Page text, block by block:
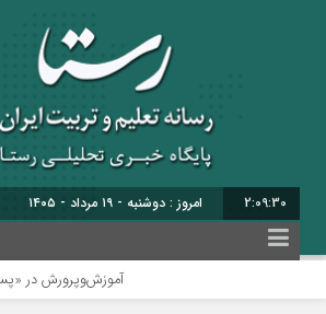
2:09:32 برابر با : 26 - صفر - 1448
آموزش‌وپرورش در «پسا‌جنگ»